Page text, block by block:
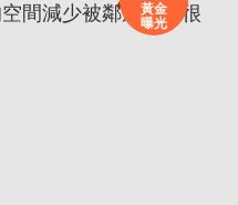
黃金
曝光